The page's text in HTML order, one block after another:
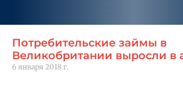
Потребительские займы в
Великобритании выросли в
6 января 2018 г.